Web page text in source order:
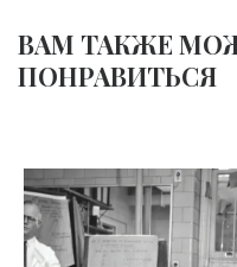
ВАМ ТАКЖЕ
ПОНРАВИТЬСЯ